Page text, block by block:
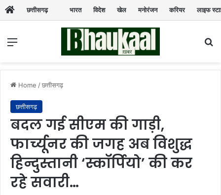
छत्तीसगढ़ भारत विदेश खेल मनोरंजन करियर लाइफ
Menu
Home /छत्तीसगढ़
छत्तीसगढ़
बदल गई सीएम की गाड़ी,
फार्च्यूनर की जगह अब विशुद्ध
हिन्दुस्तानी ‘स्कॉर्पियो’ की कर
रहे सवारी…